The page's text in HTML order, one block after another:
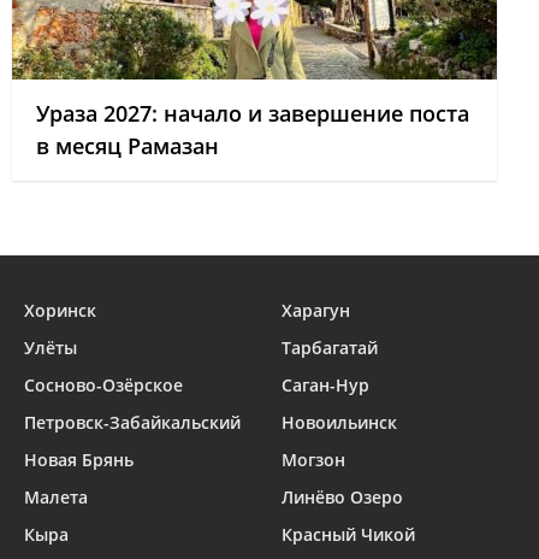
Ураза 2027: начало и завершение поста
в месяц Рамазан
Хоринск
Харагун
Улёты
Тарбагатай
Сосново-Озёрское
Саган-Нур
Петровск-Забайкальский
Новоильинск
Новая Брянь
Могзон
Малета
Линёво Озеро
Кыра
Красный Чикой